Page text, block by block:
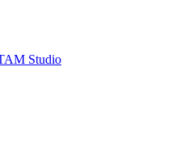
Studio